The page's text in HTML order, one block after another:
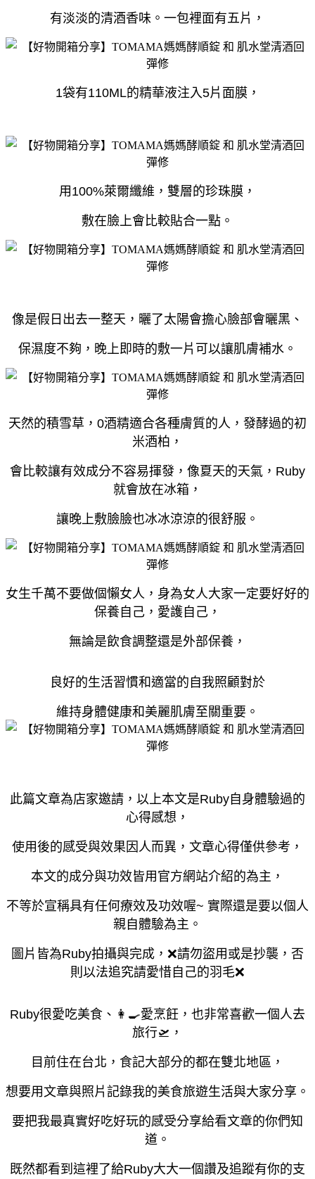
有淡淡的清酒香味。 一包裡面有五片，
1袋有110ML的精華液注入5片面膜，
用100%萊爾纖維，雙層的珍珠膜，
敷在臉上會比較貼合一點。
像是假日出去一整天，曬了太陽會擔心臉部會曬黑、
保濕度不夠，晚上即時的敷一片可以讓肌膚補水。
天然的積雪草，0酒精適合各種膚質的人，發酵過的初
米酒柏，
會比較讓有效成分不容易揮發， 像夏天的天氣，Ruby
就會放在冰箱，
讓晚上敷臉臉也冰冰涼涼的很舒服。
女生千萬不要做個懶女人，身為女人大家一定要好好的
保養自己，愛護自己，
無論是飲食調整還是外部保養，
良好的生活習慣和適當的自我照顧對於
維持身體健康和美麗肌膚至關重要。
此篇文章為店家邀請，以上本文是Ruby自身體驗過的
心得感想，
使用後的感受與效果因人而異，文章心得僅供參考，
本文的成分與功效皆用官方網站介紹的為主，
不等於宣稱具有任何療效及功效喔~ 實際還是要以個人
親自體驗為主。
圖片皆為Ruby拍攝與完成，❌請勿盜用或是抄襲，否
則以法追究請愛惜自己的羽毛❌
Ruby很愛吃美食、👩‍🍳愛烹飪，也非常喜歡一個人去
旅行🛫，
目前住在台北，食記大部分的都在雙北地區，
想要用文章與照片記錄我的美食旅遊生活與大家分享。
要把我最真實好吃好玩的感受分享給看文章的你們知
道。
既然都看到這裡了給Ruby大大一個讚及追蹤有你的支